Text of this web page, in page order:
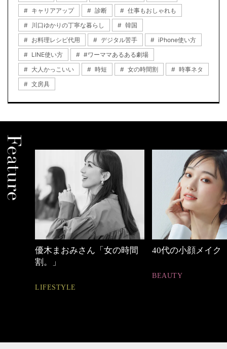
キャリアアップ
診断
仕事もおしゃれも
川口ゆかりの丁寧な暮らし
韓国
お料理レシピ代用
デジタル苦手
iPhone使い方
LINE使い方
#ワーママあるある劇場
大人かっこいい
時短 女の時間割
時事ネタ
文房具
40代の小顔メイク 働く女性のバッグ
FASHION